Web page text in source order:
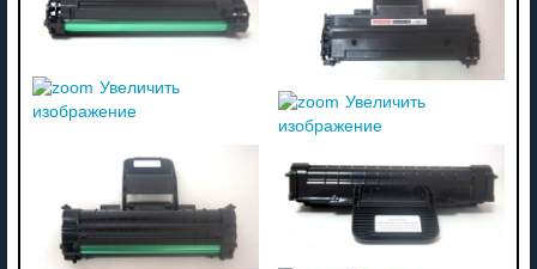
Увеличить
изображение
Увеличить
изображение